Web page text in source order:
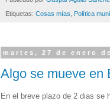
Etiquetas: Cosas mías Política
martes, 27 de enero
Algo se mueve en
En el breve plazo de 2 dias se